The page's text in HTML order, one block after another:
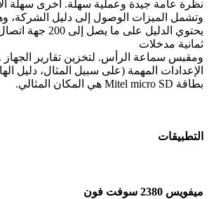
نظرة عامة جيدة وعملية سهلة. أخرى سهلة
وتشمل الميزات الوصول إلى دليل الشركة،
يحتوي الدليل على ما
ثمانية مدخلات
ومقبس سماعة الرأس. لتخزين تقارير الجهاز
الإعدادات المهمة (على سبيل المثال، دليل
بطاقة Mitel micro SD هي المكان المثالي.
التطبيقات
ميفويس 2380 سوفت فون